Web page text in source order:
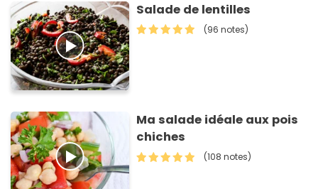
Salade de lentilles
(96 notes)
Ma salade idéale aux pois
chiches
(108 notes)